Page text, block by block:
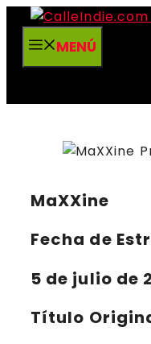
Saltar
contenidoMENÚ
MaXXine
Fecha de
5 de julio de
Título